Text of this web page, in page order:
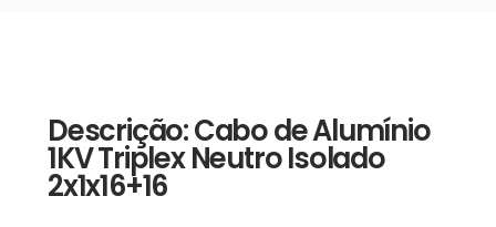
Descrição: Cabo de Alumínio
1KV Triplex Neutro Isolado
2x1x16+16